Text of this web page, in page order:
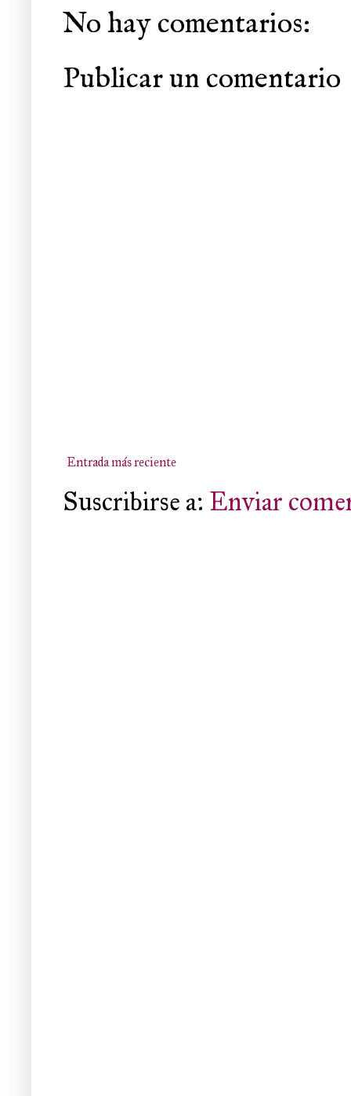
No hay comentarios:
Publicar un comentario
Entrada más reciente
Suscribirse a: Enviar